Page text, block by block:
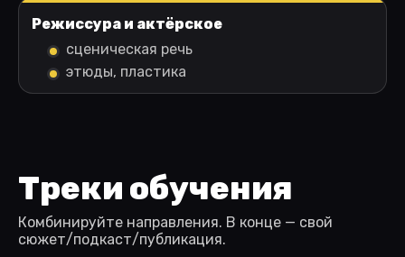
Режиссура и актёрское
сценическая речь
этюды, пластика
Треки обучения
Комбинируйте направления. В конце — свой
сюжет/подкаст/публикация.